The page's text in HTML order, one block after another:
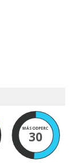
MÁSODPERC
30